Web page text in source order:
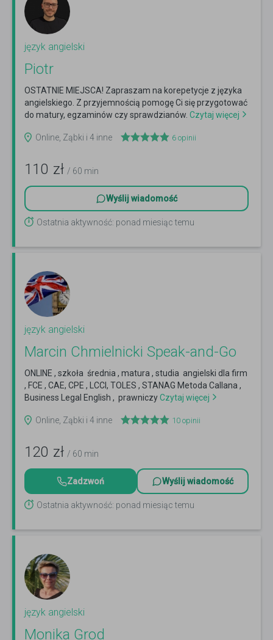
język angielski
Piotr
OSTATNIE MIEJSCA! Zapraszam na korepetycje z języka
angielskiego. Z przyjemnością pomogę Ci się przygotować
do matury, egzaminów czy sprawdzianów. Czytaj więcej
Online, Ząbki i 4 inne 6 opinii
110 zł / 60 min
Wyślij wiadomość
Ostatnia aktywność: ponad miesiąc temu
język angielski
Marcin Chmielnicki Speak-and-Go
ONLINE , szkoła średnia , matura , studia angielski dla firm
, FCE , CAE, CPE , LCCI, TOLES , STANAG Metoda Callana ,
Business Legal English , prawniczyCzytaj więcej
Online, Ząbki i 4 inne 10 opinii
120 zł / 60 min
Zadzwoń Wyślij wiadomość
Ostatnia aktywność: ponad miesiąc temu
język angielski
Monika Grod